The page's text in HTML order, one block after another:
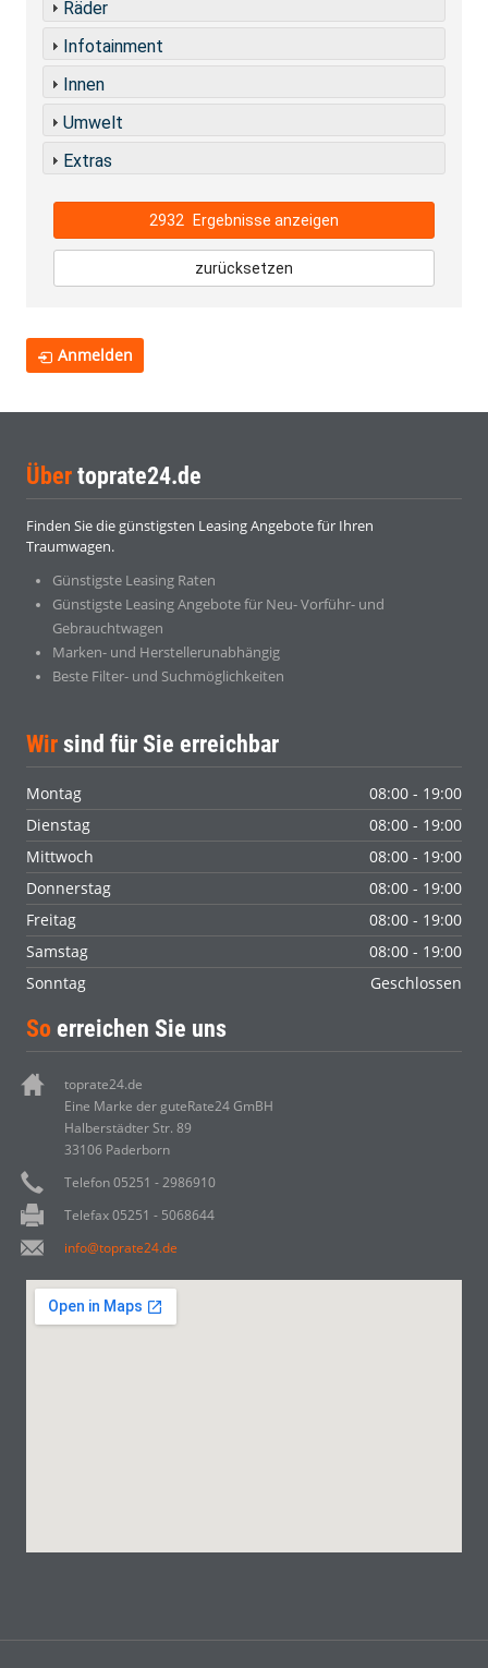
Räder
Infotainment
Innen
Umwelt
Extras
2932 Ergebnisse anzeigen
zurücksetzen
Anmelden
Über toprate24.de
Finden Sie die günstigsten Leasing Angebote für Ihren
Traumwagen.
Günstigste Leasing Raten
Günstigste Leasing Angebote für Neu- Vorführ- und
Gebrauchtwagen
Marken- und Herstellerunabhängig
Beste Filter- und Suchmöglichkeiten
Wir sind für Sie erreichbar
Montag
08:00 - 19:00
Dienstag
08:00 - 19:00
Mittwoch
08:00 - 19:00
Donnerstag
08:00 - 19:00
Freitag
08:00 - 19:00
Samstag
08:00 - 19:00
Sonntag
Geschlossen
So erreichen Sie uns
toprate24.de
Eine Marke der guteRate24 GmBH
Halberstädter Str. 89
33106 Paderborn
Telefon 05251 - 2986910
Telefax 05251 - 5068644
info@toprate24.de